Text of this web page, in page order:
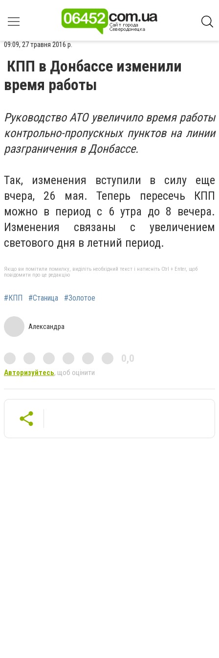
09:09, 27 травня 2016 р.
КПП в Донбассе изменили
время работы
Руководство АТО увеличило время работы
контрольно-пропускных пунктов на линии
разграничения в Донбассе.
Так, изменения вступили в силу еще
вчера, 26 мая. Теперь пересечь КПП
можно в период с 6 утра до 8 вечера.
Изменения связаны с увеличением
светового дня в летний период.
Якщо ви помітили помилку, виділіть необхідний текст і натисніть Ctrl + Enter, щоб
повідомити про це редакцію
#КПП #Станица #Золотое
Александра
0,0
Авторизуйтесь, щоб оцінити